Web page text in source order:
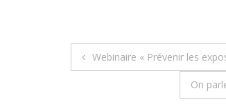
Navigation
Webinaire « Prévenir les
On